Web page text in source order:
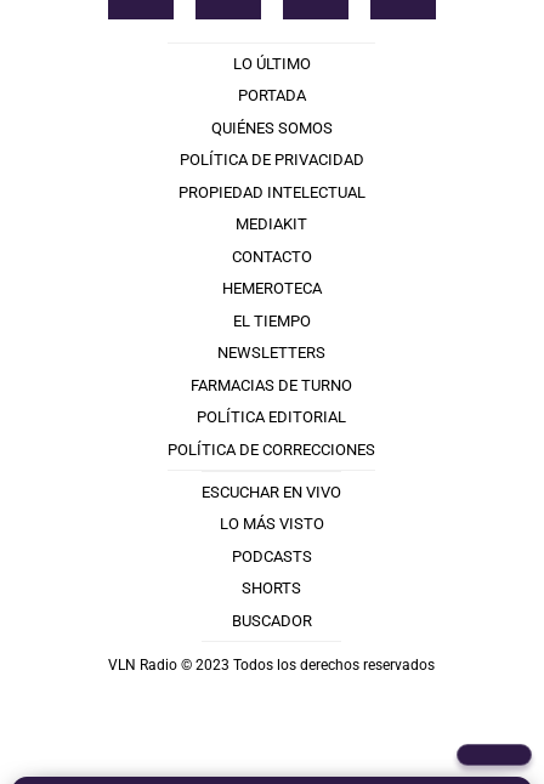
LO ÚLTIMO
PORTADA
QUIÉNES SOMOS
POLÍTICA DE PRIVACIDAD
PROPIEDAD INTELECTUAL
MEDIAKIT
CONTACTO
HEMEROTECA
EL TIEMPO
NEWSLETTERS
FARMACIAS DE TURNO
POLÍTICA EDITORIAL
POLÍTICA DE CORRECCIONES
ESCUCHAR EN VIVO
LO MÁS VISTO
PODCASTS
SHORTS
BUSCADOR
VLN Radio © 2023 Todos los derechos reservados